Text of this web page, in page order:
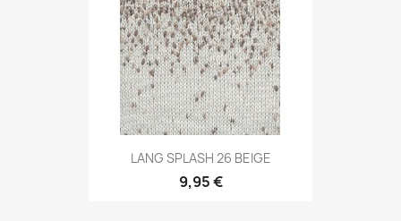
LANG SPLASH 26 BEIGE
9,95 €